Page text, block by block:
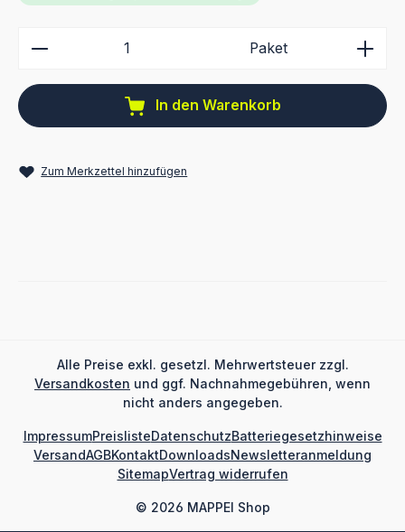
Produkt Anzahl: Gib den gewünschten Wert ein
Paket
In den Warenkorb
Zum Merkzettel hinzufügen
Alle Preise exkl. gesetzl. Mehrwertsteuer zzgl.
Versandkosten und ggf. Nachnahmegebühren, wenn
nicht anders angegeben.
© 2026 MAPPEI Shop
ImpressumPreislisteDatenschutzBatteriegesetzhinweise
VersandAGBKontaktDownloadsNewsletteranmeldung
SitemapVertrag widerrufen